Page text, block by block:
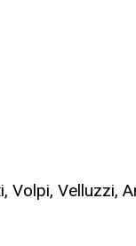
Volpi, Velluzzi,